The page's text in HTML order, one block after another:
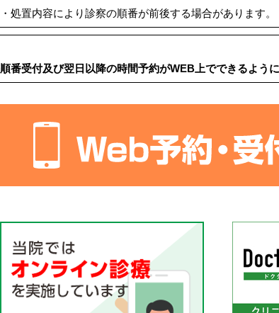
処置内容により診察の順番が前後する場合があります。
番受付及び翌日以降の時間予約がWEB上でできるよう